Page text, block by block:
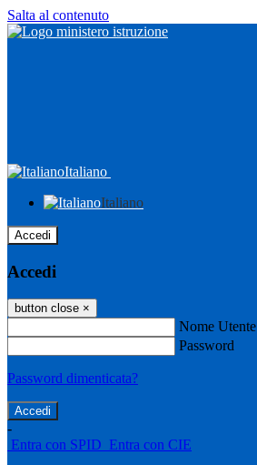
Salta al contenuto
Italiano
Italiano
Accedi
Accedi
button close ×
Nome Utente
Password
Password dimenticata?
-
Entra con SPID Entra con CIE